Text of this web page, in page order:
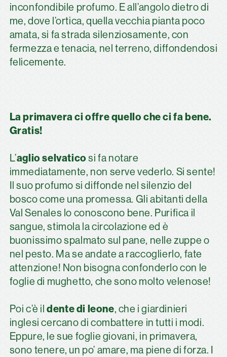
inconfondibile profumo. E all’angolo dietro di
me, dove l’ortica, quella vecchia pianta poco
amata, si fa strada silenziosamente, con
fermezza e tenacia, nel terreno, diffondendosi
felicemente.
La primavera ci offre quello che ci fa bene.
Gratis!
L’aglio selvaticosi fa notare
immediatamente, non serve vederlo. Si sente!
Il suo profumo si diffonde nel silenzio del
bosco come una promessa. Gli abitanti della
Val Senales lo conoscono bene. Purifica il
sangue, stimola la circolazione ed è
buonissimo spalmato sul pane, nelle zuppe o
nel pesto. Ma se andate a raccoglierlo, fate
attenzione! Non bisogna confonderlo con le
foglie di mughetto, che sono molto velenose!
Poi c’è ildente di leone, che i giardinieri
inglesi cercano di combattere in tutti i modi.
Eppure, le sue foglie giovani, in primavera,
sono tenere, un po’ amare, ma piene di forza. I